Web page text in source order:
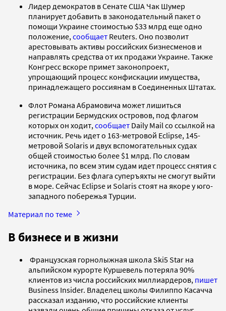
Лидер демократов в Сенате США Чак Шумер
планирует добавить в законодательный пакет о
помощи Украине стоимостью $33 млрд еще одно
положение, сообщает Reuters. Оно позволит
арестовывать активы российских бизнесменов и
направлять средства от их продажи Украине. Также
Конгресс вскоре примет законопроект,
упрощающий процесс конфискации имущества,
принадлежащего россиянам в Соединенных Штатах.
Флот Романа Абрамовича может лишиться
регистрации Бермудских островов, под флагом
которых он ходит, сообщает Daily Mail со ссылкой на
источник. Речь идет о 163-метровой Eclipse, 145-
метровой Solaris и двух вспомогательных судах
общей стоимостью более $1 млрд. По словам
источника, по всем этим судам идет процесс снятия с
регистрации. Без флага суперъяхты не смогут выйти
в море. Сейчас Eclipse и Solaris стоят на якоре у юго-
западного побережья Турции.
Материал по теме
В бизнесе и в жизни
Французская горнолыжная школа Ski5 Star на
альпийском курорте Куршевель потеряла 90%
клиентов из числа российских миллиардеров, пишет
Business Insider. Владелец школы Филиппо Касачча
рассказал изданию, что российские клиенты